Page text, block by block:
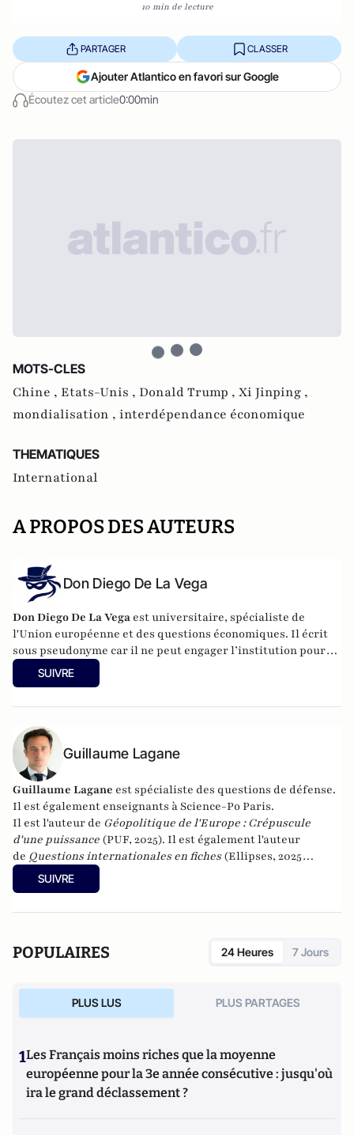
10 min de lecture
Écoutez cet article0:00min
PARTAGER CLASSER
Ajouter Atlantico en favori sur Google
MOTS-CLES
Chine , Etats-Unis , Donald Trump , Xi Jinping ,
mondialisation , interdépendance économique
THEMATIQUES
International
A PROPOS DES AUTEURS
Don Diego De La Vega
Don Diego De La Vega est universitaire, spécialiste de
l'Union européenne et des questions économiques. Il écrit
sous pseudonyme car il ne peut engager l’institution pour
laquelle il travaille.
SUIVRE
Guillaume Lagane
Guillaume Lagane est spécialiste des questions de défense.
Il est également enseignants à Science-Po Paris.
Il est l'auteur de Géopolitique de l'Europe : Crépuscule
d'une puissance (PUF, 2025). Il est également l'auteur
de Questions internationales en fiches (Ellipses, 2025
(cinquième édition)) et de
internationales(Ellipses 2016).
SUIVRE
POPULAIRES 24 Heures 7 Jours
PLUS LUS PLUS PARTAGES
1Les Français moins riches que la moyenne
européenne pour la 3e année consécutive : jusqu'où
ira le grand déclassement ?